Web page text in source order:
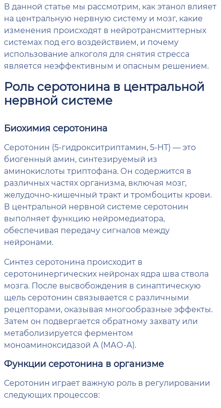
В данной статье мы рассмотрим, как этанол влияет
на центральную нервную систему и мозг, какие
изменения происходят в нейротрансмиттерных
системах под его воздействием, и почему
использование алкоголя для снятия стресса
является неэффективным и опасным решением.
Роль серотонина в центральной
нервной системе
Биохимия серотонина
Серотонин (5-гидрокситриптамин, 5-HT) — это
биогенный амин, синтезируемый из
аминокислоты триптофана. Он содержится в
различных частях организма, включая мозг,
желудочно-кишечный тракт и тромбоциты крови.
В центральной нервной системе серотонин
выполняет функцию нейромедиатора,
обеспечивая передачу сигналов между
нейронами.
Синтез серотонина происходит в
серотонинергических нейронах ядра шва ствола
мозга. После высвобождения в синаптическую
щель серотонин связывается с различными
рецепторами, оказывая многообразные эффекты.
Затем он подвергается обратному захвату или
метаболизируется ферментом
моноаминоксидазой А (МАО-А).
Функции серотонина в организме
Серотонин играет важную роль в регулировании
следующих процессов: